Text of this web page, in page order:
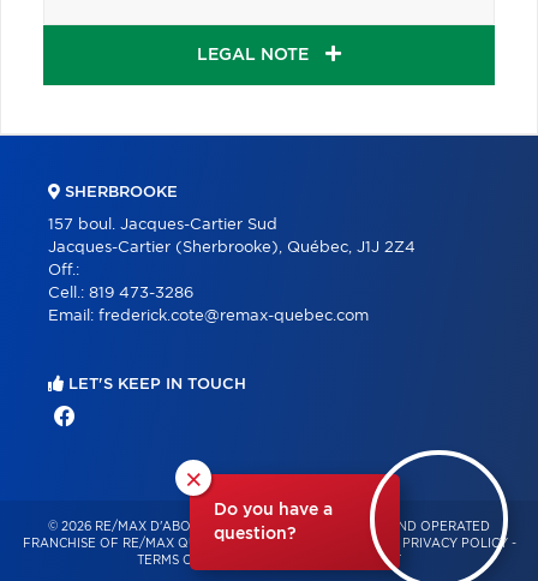
LEGAL NOTE
×
Do you have a
question?
SHERBROOKE
157 boul. Jacques-Cartier Sud
Jacques-Cartier (Sherbrooke), Québec, J1J 2Z4
Off.:
Cell.: 819 473-3286
Email: frederick.cote@remax-quebec.com
LET'S KEEP IN TOUCH
© 2026 RE/MAX D'ABORD – INDEPENDENTLY OWNED AND OPERATED
FRANCHISE OF RE/MAX QUÉBEC – ALL RIGHTS RESERVED -
PRIVACY POLICY -
TERMS OF USE
CONSENT MANAGEMENT